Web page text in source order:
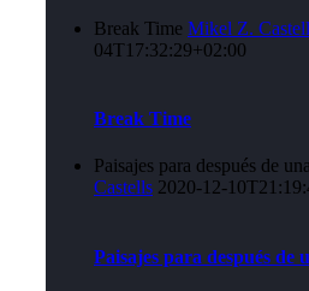
Break Time Mikel Z.
04T17:32:29+02:00
Break Time
Paisajes para después de
Castells 2020-12-
Paisajes para después de